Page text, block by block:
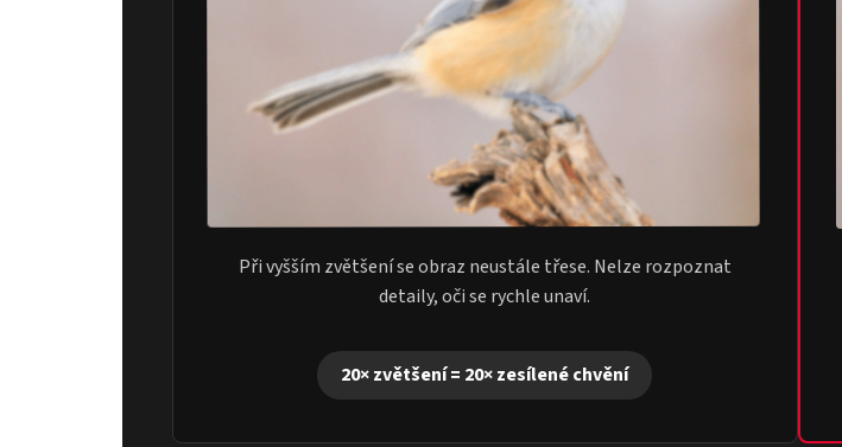
Při vyšším zvětšení se obraz neustále třese. Nelze rozpoznat
detaily, oči se rychle unaví.
20× zvětšení = 20× zesílené chvění